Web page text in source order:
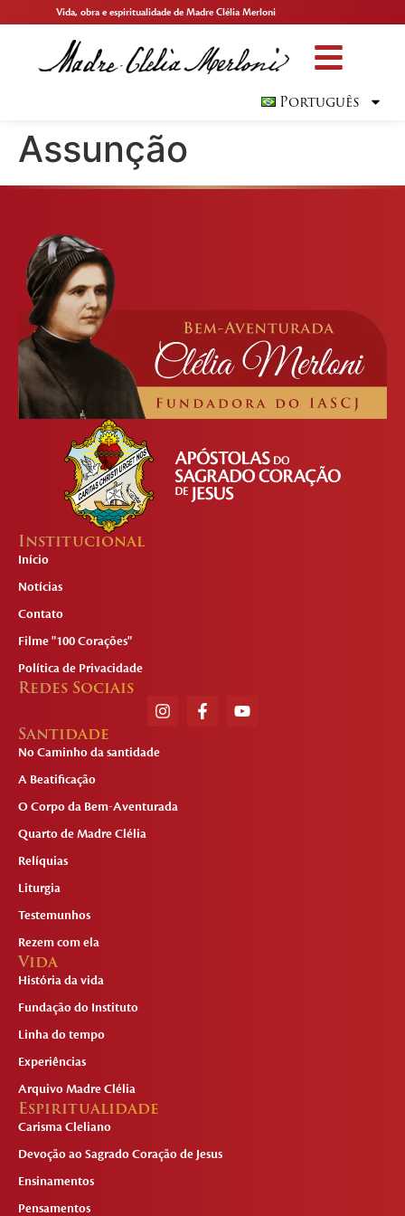
Vida, obra e espiritualidade de Madre Clélia Merloni
Português
Assunção
Institucional
Início
Notícias
Contato
Filme "100 Corações"
Política de Privacidade
Redes Sociais
Santidade
No Caminho da santidade
A Beatificação
O Corpo da Bem-Aventurada
Quarto de Madre Clélia
Relíquias
Liturgia
Testemunhos
Rezem com ela
Vida
História da vida
Fundação do Instituto
Linha do tempo
Experiências
Arquivo Madre Clélia
Espiritualidade
Carisma Cleliano
Devoção ao Sagrado Coração de Jesus
Ensinamentos
Pensamentos